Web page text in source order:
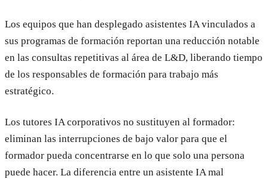
Los equipos que han desplegado asistentes IA vinculados a
sus programas de formación reportan una reducción notable
en las consultas repetitivas al área de L&D, liberando tiempo
de los responsables de formación para trabajo más
estratégico.
Los tutores IA corporativos no sustituyen al formador:
eliminan las interrupciones de bajo valor para que el
formador pueda concentrarse en lo que solo una persona
puede hacer. La diferencia entre un asistente IA mal